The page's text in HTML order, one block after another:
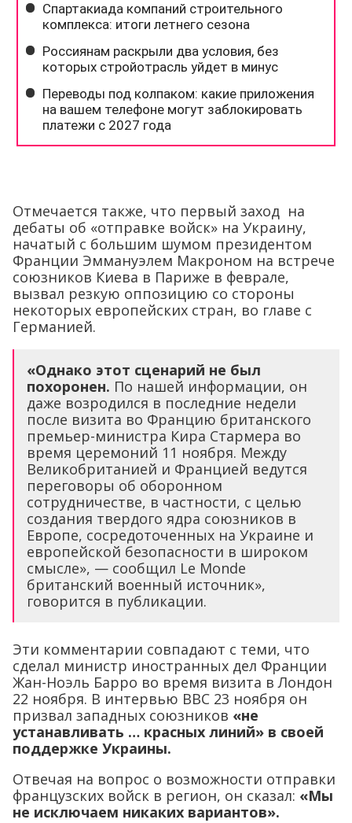
Отмечается также, что первый заход на
дебаты об «отправке войск» на Украину,
начатый с большим шумом президентом
Франции Эммануэлем Макроном на встрече
союзников Киева в Париже в феврале,
вызвал резкую оппозицию со стороны
некоторых европейских стран, во главе с
Германией.
«Однако этот сценарий не был
похоронен. По нашей информации, он
даже возродился в последние недели
после визита во Францию британского
премьер-министра Кира Стармера во
время церемоний 11 ноября. Между
Великобританией и Францией ведутся
переговоры об оборонном
сотрудничестве, в частности, с целью
создания твердого ядра союзников в
Европе, сосредоточенных на Украине и
европейской безопасности в широком
смысле», — сообщил Le Monde
британский военный источник»,
говорится в публикации.
Эти комментарии совпадают с теми, что
сделал министр иностранных дел Франции
Жан-Ноэль Барро во время визита в Лондон
22 ноября. В интервью ВВС 23 ноября он
призвал западных союзников «не
устанавливать … красных линий» в своей
поддержке Украины.
Отвечая на вопрос о возможности отправки
французских войск в регион, он сказал: «Мы
не исключаем никаких вариантов».